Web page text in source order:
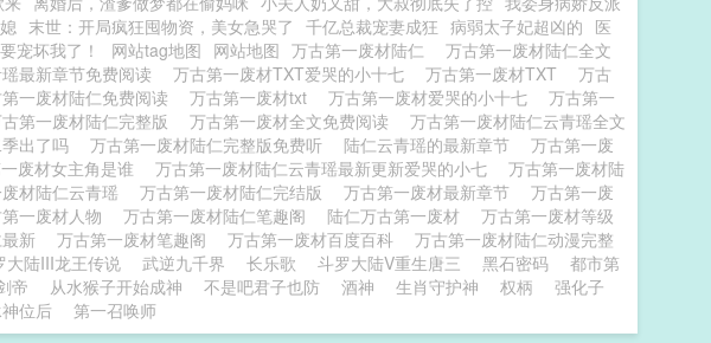
末世：开局疯狂囤物资，美女急哭了 千亿总裁宠妻成狂 病弱太子妃超凶的 医
宠坏我了！ 网站tag地图 网站地图 万古第一废材陆仁
万古第一废材陆仁全文
最新章节免费阅读 万古第一废材TXT爱哭的小十七 万古第一废材TXT
万古
一废材陆仁免费阅读 万古第一废材txt 万古第一废材爱哭的小十七
万古第一
第一废材陆仁完整版 万古第一废材全文免费阅读
万古第一废材陆仁云青瑶全文
出了吗 万古第一废材陆仁完整版免费听 陆仁云青瑶的最新章节
万古第一废
废材女主角是谁 万古第一废材陆仁云青瑶最新更新爱哭的小七
万古第一废材陆
材陆仁云青瑶 万古第一废材陆仁完结版 万古第一废材最新章节
万古第一废
一废材人物 万古第一废材陆仁笔趣阁 陆仁万古第一废材
万古第一废材等级
新 万古第一废材笔趣阁 万古第一废材百度百科
万古第一废材陆仁动漫完整
大陆III龙王传说 武逆九千界 长乐歌 斗罗大陆V重生唐三 黑石密码
都市第
帝 从水猴子开始成神 不是吧君子也防 酒神 生肖守护神 权柄
强化子
位后 第一召唤师